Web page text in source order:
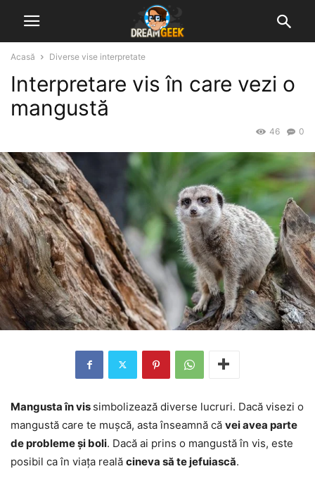
Acasă Diverse vise interpretate
Interpretare vis în care vezi o
mangustă
0
46
Mangusta în vis simbolizează diverse lucruri. Dacă visezi o
mangustă care te mușcă, asta înseamnă că vei avea parte
de probleme și boli. Dacă ai prins o mangustă în vis, este
posibil ca în viața reală cineva să te jefuiască.